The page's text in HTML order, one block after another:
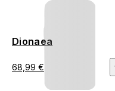
Dionaea
68,99 €